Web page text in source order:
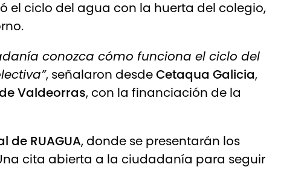
el ciclo del agua con la huerta del colegio,
conozca cómo funciona el ciclo del
, señalaron desdeCetaqua Galicia,
Valdeorras, con la financiación de la
de RUAGUA, donde se presentarán los
cita abierta a la ciudadanía para seguir